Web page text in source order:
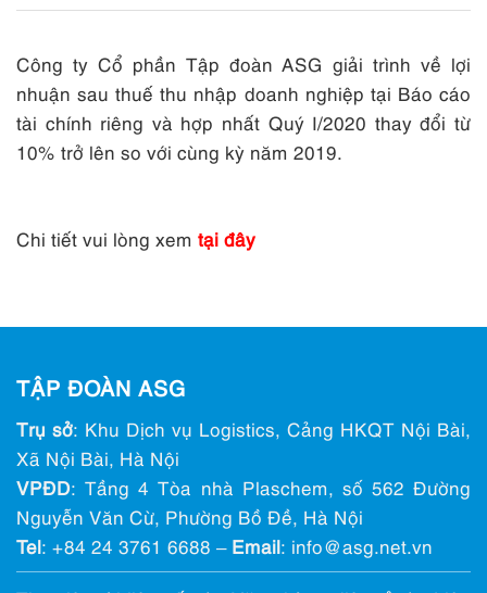
Công ty Cổ phần Tập đoàn ASG giải trình về lợi
nhuận sau thuế thu nhập doanh nghiệp tại Báo cáo
tài chính riêng và hợp nhất Quý I/2020 thay đổi từ
10% trở lên so với cùng kỳ năm 2019.
Chi tiết vui lòng xem tại đây
TẬP ĐOÀN ASG
Trụ sở: Khu Dịch vụ Logistics, Cảng HKQT Nội Bài,
Xã Nội Bài, Hà Nội
VPĐD: Tầng 4 Tòa nhà Plaschem, số 562 Đường
Nguyễn Văn Cừ, Phường Bồ Đề, Hà Nội
Tel: +84 24 3761 6688 – Email: info@ asg.net.vn